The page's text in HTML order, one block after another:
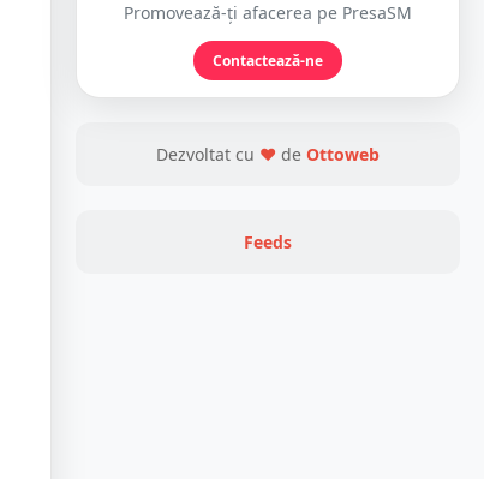
Promovează-ți afacerea pe PresaSM
Contactează-ne
Dezvoltat cu ❤ de Ottoweb
Feeds